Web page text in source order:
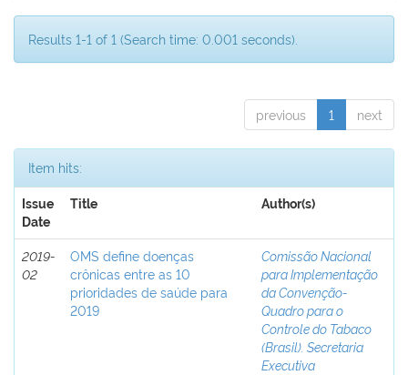
Results 1-1 of 1 (Search time: 0.001 seconds).
previous 1 next
Item hits:
Issue
Date
Title Author(s)
2019-
02
OMS define doenças
crônicas entre as 10
prioridades de saúde para
2019
Comissão Nacional
para Implementação
da Convenção-
Quadro para o
Controle do Tabaco
(Brasil). Secretaria
Executiva